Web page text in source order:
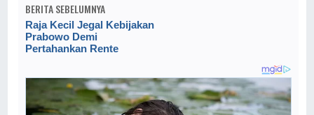
BERITA SEBELUMNYA
Raja Kecil Jegal Kebijakan
Prabowo Demi
Pertahankan Rente